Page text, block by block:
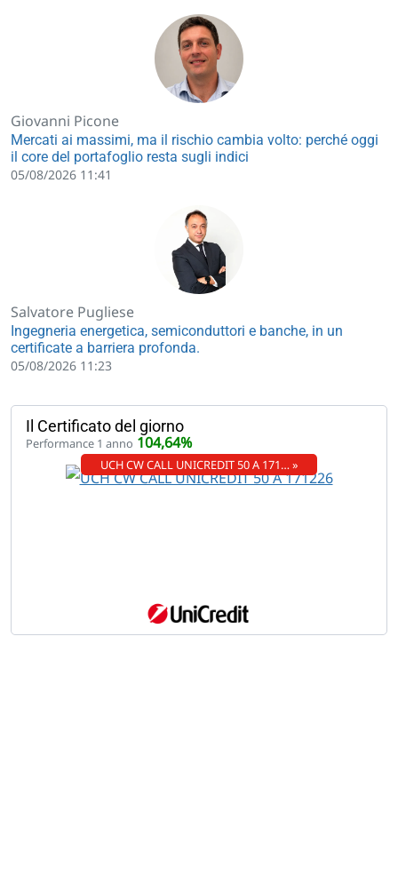
Giovanni Picone
Mercati ai massimi, ma il rischio cambia volto: perché oggi
il core del portafoglio resta sugli indici
05/08/2026 11:41
Salvatore Pugliese
Ingegneria energetica, semiconduttori e banche, in un
certificate a barriera profonda.
05/08/2026 11:23
Il Certificato del giorno
Performance 1 anno 104,64%
UCH CW CALL UNICREDIT 50 A 171… »